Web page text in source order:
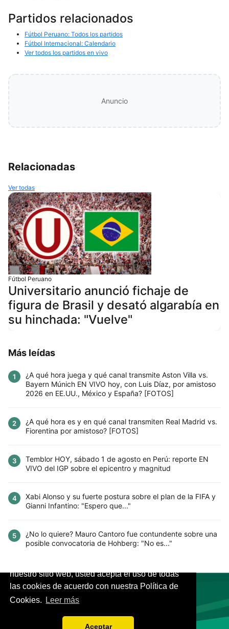
Este sitio utiliza cookies para mejorar la
nuestro sitio web, usted acepta el uso de todas
las cookies de acuerdo con nuestra Política de
Cookies.
Leer más
Aceptar
Partidos relacionados
Fútbol Peruano: Todos los partidos
Fútbol Internacional: Calendario
Ver todos los partidos en vivo
Anuncio
Relacionadas
Ver todas
Fútbol Peruano
Universitario anunció fichaje de
figura de Brasil y desató algarabía en
su hinchada: "Vuelve"
Más leídas
1
¿A qué hora juega y qué canal transmite Aston Villa vs.
Bayern Múnich EN VIVO hoy, con Luis Díaz, por amistoso
2026 en EE.UU., México y España? [FOTOS]
2
¿A qué hora es y en qué canal transmiten Real Madrid vs.
Fiorentina por amistoso? [FOTOS]
3
Temblor HOY, sábado 1 de agosto en Perú: reporte EN
VIVO del IGP sobre el epicentro y magnitud
4
Xabi Alonso y su fuerte postura sobre el plan de la FIFA y
Gianni Infantino: "Espero que..."
5
¿No lo quiere? Mauro Cantoro fue contundente sobre una
posible convocatoria de Hohberg: "No es..."